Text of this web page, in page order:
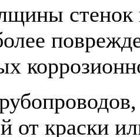
стенок
от краски